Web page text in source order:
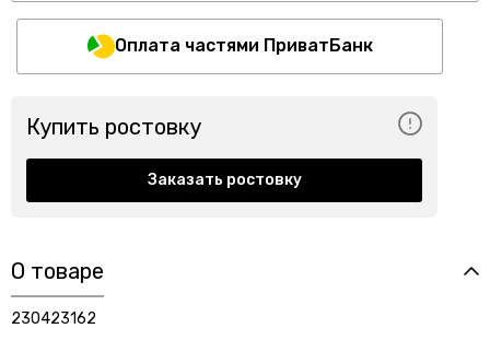
Оплата частями ПриватБанк
Купить ростовку
Заказать ростовку
О товаре
230423162